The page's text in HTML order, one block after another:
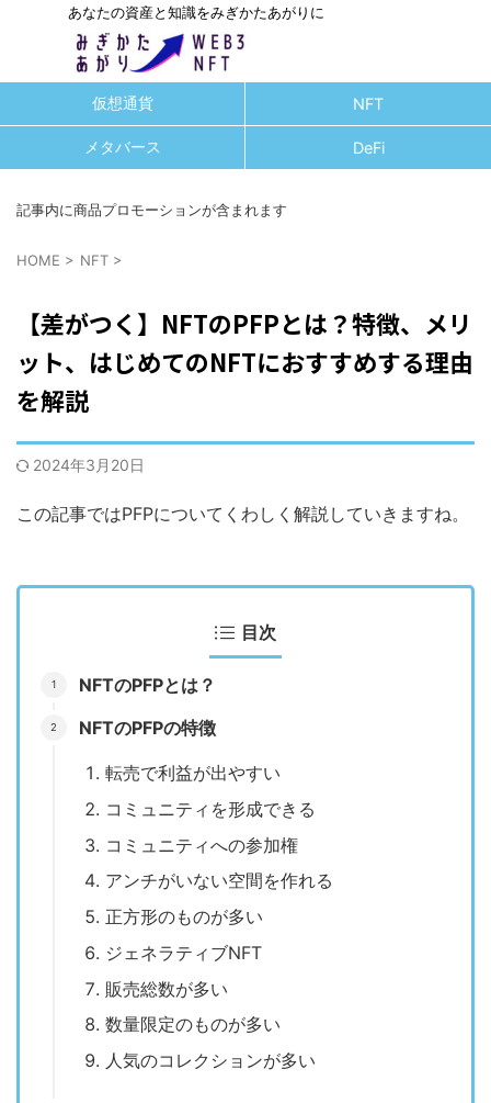
あなたの資産と知識をみぎかたあがりに
仮想通貨 NFT
メタバース DeFi
記事内に商品プロモーションが含まれます
HOME > NFT >
【差がつく】NFTのPFPとは？特徴、メリ
ット、はじめてのNFTにおすすめする理由
を解説
2024年3月20日
この記事ではPFPについてくわしく解説していきますね。
目次
NFTのPFPとは？
NFTのPFPの特徴
転売で利益が出やすい
コミュニティを形成できる
コミュニティへの参加権
アンチがいない空間を作れる
正方形のものが多い
ジェネラティブNFT
販売総数が多い
数量限定のものが多い
人気のコレクションが多い